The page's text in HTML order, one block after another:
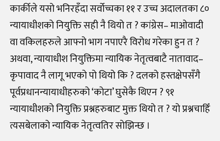
कार्कीले यसो भनिरहँदा सर्वोच्चका ११ र उच्च अदालतका ८०
न्यायाधीशको नियुक्ति सही नै थियो त ? कांग्रेस– माओवादी
वा वकिलहरुले आफ्नो भाग नपाएरै विरोध गरेका हुन त ?
अथवा, न्यायाधीश नियुक्तिमा न्यायिक नेतृत्वबाटै नातावाद–
कृपावाद नै लागू भएको पो थियो कि ? दलको हस्तक्षेपसँगै
पूर्वप्रधानन्यायाधीहरुको ‘कोटा’ घुसेकै थिएन ? ९१
न्यायाधीशको नियुक्ति प्रश्नहरुबाट मुक्त थियो त ? यो प्रश्नचाहिँ
त्यसबेलाको न्यायिक नेतृत्वतिर सोझिन्छ ।